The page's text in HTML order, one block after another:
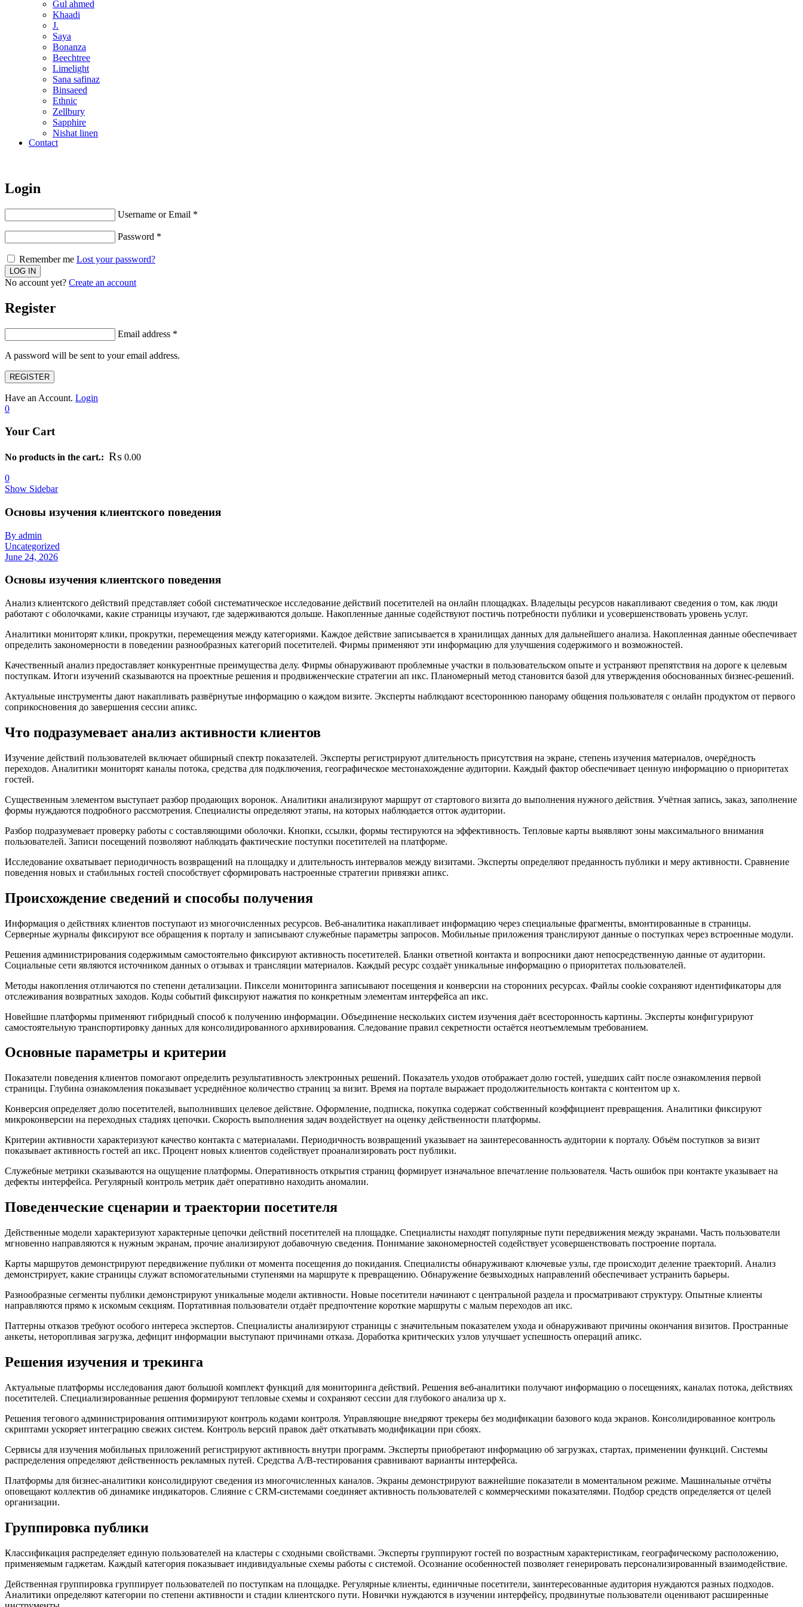
Gul ahmed
Khaadi
J.
Saya
Bonanza
Beechtree
Limelight
Sana safinaz
Binsaeed
Ethnic
Zellbury
Sapphire
Nishat linen
Men’s Outlet
Contact
Login
Username or Email *
Password *
Remember me Lost your password?
No account yet? Create an account
Register
Email address *
A password will be sent to your email address.
REGISTER
Have an Account. Login
0
Your Cart
No products in the cart.: ₨ 0.00
0
Show Sidebar
Основы изучения клиентского поведения
By admin
Uncategorized
June 24, 2026
Основы изучения клиентского поведения
Анализ клиентского действий представляет собой систематическое исследование действий посетителей на онлайн площадках. Владельцы ресурсов накапливают сведения о том, как люди
работают с оболочками, какие страницы изучают, где задерживаются дольше. Накопленные данные содействуют постичь потребности публики и усовершенствовать уровень услуг.
Аналитики мониторят клики, прокрутки, перемещения между категориями. Каждое действие записывается в хранилищах данных для дальнейшего анализа. Накопленная данные обеспечивает
определить закономерности в поведении разнообразных категорий посетителей. Фирмы применяют эти информацию для улучшения содержимого и возможностей.
Качественный анализ предоставляет конкурентные преимущества делу. Фирмы обнаруживают проблемные участки в пользовательском опыте и устраняют препятствия на дороге к целевым
поступкам. Итоги изучений сказываются на проектные решения и продвиженческие стратегии ап икс. Планомерный метод становится базой для утверждения обоснованных бизнес-решений.
Актуальные инструменты дают накапливать развёрнутые информацию о каждом визите. Эксперты наблюдают всестороннюю панораму общения пользователя с онлайн продуктом от первого
соприкосновения до завершения сессии апикс.
Что подразумевает анализ активности клиентов
Изучение действий пользователей включает обширный спектр показателей. Эксперты регистрируют длительность присутствия на экране, степень изучения материалов, очерёдность
переходов. Аналитики мониторят каналы потока, средства для подключения, географическое местонахождение аудитории. Каждый фактор обеспечивает ценную информацию о приоритетах
гостей.
Существенным элементом выступает разбор продающих воронок. Аналитики анализируют маршрут от стартового визита до выполнения нужного действия. Учётная запись, заказ, заполнение
формы нуждаются подробного рассмотрения. Специалисты определяют этапы, на которых наблюдается отток аудитории.
Разбор подразумевает проверку работы с составляющими оболочки. Кнопки, ссылки, формы тестируются на эффективность. Тепловые карты выявляют зоны максимального внимания
пользователей. Записи посещений позволяют наблюдать фактические поступки посетителей на платформе.
Исследование охватывает периодичность возвращений на площадку и длительность интервалов между визитами. Эксперты определяют преданность публики и меру активности. Сравнение
поведения новых и стабильных гостей способствует сформировать настроенные стратегии привязки апикс.
Происхождение сведений и способы получения
Информация о действиях клиентов поступают из многочисленных ресурсов. Веб-аналитика накапливает информацию через специальные фрагменты, вмонтированные в страницы.
Серверные журналы фиксируют все обращения к порталу и записывают служебные параметры запросов. Мобильные приложения транслируют данные о поступках через встроенные модули.
Решения администрирования содержимым самостоятельно фиксируют активность посетителей. Бланки ответной контакта и вопросники дают непосредственную данные от аудитории.
Социальные сети являются источником данных о отзывах и трансляции материалов. Каждый ресурс создаёт уникальные информацию о приоритетах пользователей.
Методы накопления отличаются по степени детализации. Пиксели мониторинга записывают посещения и конверсии на сторонних ресурсах. Файлы cookie сохраняют идентификаторы для
отслеживания возвратных заходов. Коды событий фиксируют нажатия по конкретным элементам интерфейса ап икс.
Новейшие платформы применяют гибридный способ к получению информации. Объединение нескольких систем изучения даёт всесторонность картины. Эксперты конфигурируют
самостоятельную транспортировку данных для консолидированного архивирования. Следование правил секретности остаётся неотъемлемым требованием.
Основные параметры и критерии
Показатели поведения клиентов помогают определить результативность электронных решений. Показатель уходов отображает долю гостей, ушедших сайт после ознакомления первой
страницы. Глубина ознакомления показывает усреднённое количество страниц за визит. Время на портале выражает продолжительность контакта с контентом up x.
Конверсия определяет долю посетителей, выполнивших целевое действие. Оформление, подписка, покупка содержат собственный коэффициент превращения. Аналитики фиксируют
микроконверсии на переходных стадиях цепочки. Скорость выполнения задач воздействует на оценку действенности платформы.
Критерии активности характеризуют качество контакта с материалами. Периодичность возвращений указывает на заинтересованность аудитории к порталу. Объём поступков за визит
показывает активность гостей ап икс. Процент новых клиентов содействует проанализировать рост публики.
Служебные метрики сказываются на ощущение платформы. Оперативность открытия страниц формирует изначальное впечатление пользователя. Часть ошибок при контакте указывает на
дефекты интерфейса. Регулярный контроль метрик даёт оперативно находить аномалии.
Поведенческие сценарии и траектории посетителя
Действенные модели характеризуют характерные цепочки действий посетителей на площадке. Специалисты находят популярные пути передвижения между экранами. Часть пользователи
мгновенно направляются к нужным экранам, прочие анализируют добавочную сведения. Понимание закономерностей содействует усовершенствовать построение портала.
Карты маршрутов демонстрируют передвижение публики от момента посещения до покидания. Специалисты обнаруживают ключевые узлы, где происходит деление траекторий. Анализ
демонстрирует, какие страницы служат вспомогательными ступенями на маршруте к превращению. Обнаружение безвыходных направлений обеспечивает устранить барьеры.
Разнообразные сегменты публики демонстрируют уникальные модели активности. Новые посетители начинают с центральной раздела и просматривают структуру. Опытные клиенты
направляются прямо к искомым секциям. Портативная пользователи отдаёт предпочтение короткие маршруты с малым переходов ап икс.
Паттерны отказов требуют особого интереса экспертов. Специалисты анализируют страницы с значительным показателем ухода и обнаруживают причины окончания визитов. Пространные
анкеты, неторопливая загрузка, дефицит информации выступают причинами отказа. Доработка критических узлов улучшает успешность операций апикс.
Решения изучения и трекинга
Актуальные платформы исследования дают большой комплект функций для мониторинга действий. Решения веб-аналитики получают информацию о посещениях, каналах потока, действиях
посетителей. Специализированные решения формируют тепловые схемы и сохраняют сессии для глубокого анализа up x.
Решения тегового администрирования оптимизируют контроль кодами контроля. Управляющие внедряют трекеры без модификации базового кода экранов. Консолидированное контроль
скриптами ускоряет интеграцию свежих систем. Контроль версий правок даёт откатывать модификации при сбоях.
Сервисы для изучения мобильных приложений регистрируют активность внутри программ. Эксперты приобретают информацию об загрузках, стартах, применении функций. Системы
распределения определяют действенность рекламных путей. Средства A/B-тестирования сравнивают варианты интерфейса.
Платформы для бизнес-аналитики консолидируют сведения из многочисленных каналов. Экраны демонстрируют важнейшие показатели в моментальном режиме. Машинальные отчёты
оповещают коллектив об динамике индикаторов. Слияние с CRM-системами соединяет активность пользователей с коммерческими показателями. Подбор средств определяется от целей
организации.
Группировка публики
Классификация распределяет единую пользователей на кластеры с сходными свойствами. Эксперты группируют гостей по возрастным характеристикам, географическому расположению,
применяемым гаджетам. Каждый категория показывает индивидуальные схемы работы с системой. Осознание особенностей позволяет генерировать персонализированный взаимодействие.
Действенная группировка группирует пользователей по поступкам на площадке. Регулярные клиенты, единичные посетители, заинтересованные аудитория нуждаются разных подходов.
Аналитики определяют категории по степени активности и стадии клиентского пути. Новички нуждаются в изучении интерфейсу, продвинутые пользователи оценивают расширенные